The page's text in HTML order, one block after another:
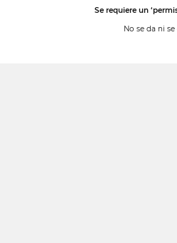
Se requiere un
No se da ni